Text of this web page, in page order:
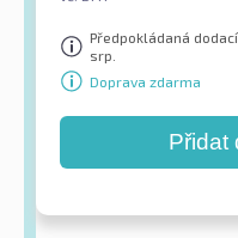
Předpokládaná
srp.
Doprava zdarma
Přidat